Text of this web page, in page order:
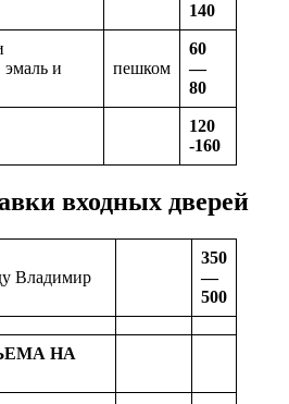
140
и
пешком
60
—
80
120
-160
входных дверей
Владимир
350
—
500
НА